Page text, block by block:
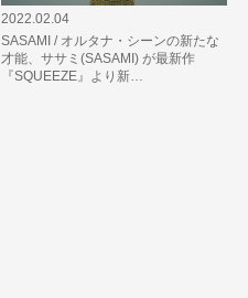
2022.02.04
SASAMI / オルタナ・シーンの新たな
才能、ササミ(SASAMI) が最新作
『SQUEEZE』より新…